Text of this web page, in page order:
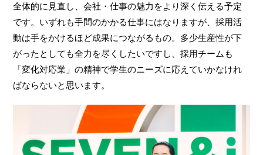
全体的に見直し、会社・仕事の魅力をより深く伝える予定
です。いずれも手間のかかる仕事にはなりますが、採用活
動は手をかけるほど成果につながるもの。多少生産性が下
がったとしても全力を尽くしたいですし、採用チームも
「変化対応業」の精神で学生のニーズに応えていかなけれ
ばならないと思います。